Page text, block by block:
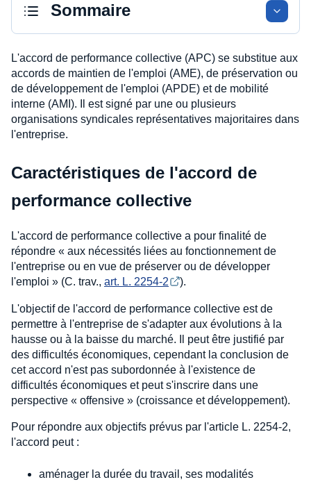
Sommaire
L'accord de performance collective (APC) se substitue aux
accords de maintien de l'emploi (AME), de préservation ou
de développement de l'emploi (APDE) et de mobilité
interne (AMI). Il est signé par une ou plusieurs
organisations syndicales représentatives majoritaires dans
l'entreprise.
Caractéristiques de l'accord de
performance collective
L'accord de performance collective a pour finalité de
répondre « aux nécessités liées au fonctionnement de
l'entreprise ou en vue de préserver ou de développer
l'emploi » (C. trav., art. L. 2254-2 ).
L'objectif de l'accord de performance collective est de
permettre à l'entreprise de s'adapter aux évolutions à la
hausse ou à la baisse du marché. Il peut être justifié par
des difficultés économiques, cependant la conclusion de
cet accord n'est pas subordonnée à l'existence de
difficultés économiques et peut s'inscrire dans une
perspective « offensive » (croissance et développement).
Pour répondre aux objectifs prévus par l'article L. 2254-2,
l'accord peut :
aménager la durée du travail, ses modalités